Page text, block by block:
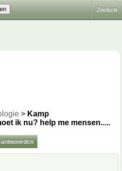
Zoeken
> Kamp
ik nu? help me mensen.....